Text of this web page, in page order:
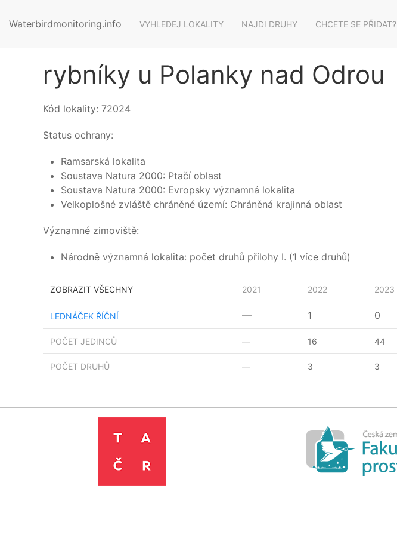
Waterbirdmonitoring.info VYHLEDEJ LOKALITY NAJDI DRUHY CHCETE SE PŘIDAT?
rybníky u Polanky nad Odrou
Kód lokality: 72024
Status ochrany:
Ramsarská lokalita
Soustava Natura 2000: Ptačí oblast
Soustava Natura 2000: Evropsky významná lokalita
Velkoplošné zvláště chráněné území: Chráněná krajinná oblast
Významné zimoviště:
Národně významná lokalita: počet druhů přílohy I. (1 více druhů)
ZOBRAZIT VŠECHNY 2021 2022 2023
POČET JEDINCŮ — 16 44
POČET DRUHŮ — 3 3
LEDNÁČEK ŘÍČNÍ — 1 0